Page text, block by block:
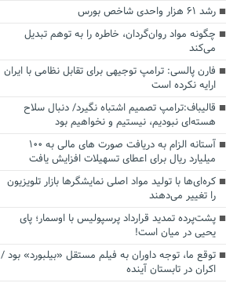
رشد ۶۱ هزار واحدی شاخص بورس
چگونه مواد روان‌گردان، خاطره را به توهم تبدیل
می‌کند
فارن پالسی: ترامپ توجیهی برای تقابل نظامی با ایران
ارایه نکرده است
قالیباف:ترامپ تصمیم اشتباه نگیرد/ دنبال سلاح
هسته‌ای نبودیم، نیستیم و نخواهیم بود
آستانه الزام به دریافت صورت های مالی به ۱۰۰
میلیارد ریال برای اعطای تسهیلات افزایش یافت
کره‌ای‌ها با تولید مواد اصلی نمایشگرها بازار تلویزیون
را تغییر می‌دهند
پشت‌پرده تمدید قرارداد پرسپولیس با اوسمار؛ پای
یحیی در میان است!
توقع ما، توجه داوران به فیلم مستقل «بیلبورد» بود /
اکران در تابستان آینده